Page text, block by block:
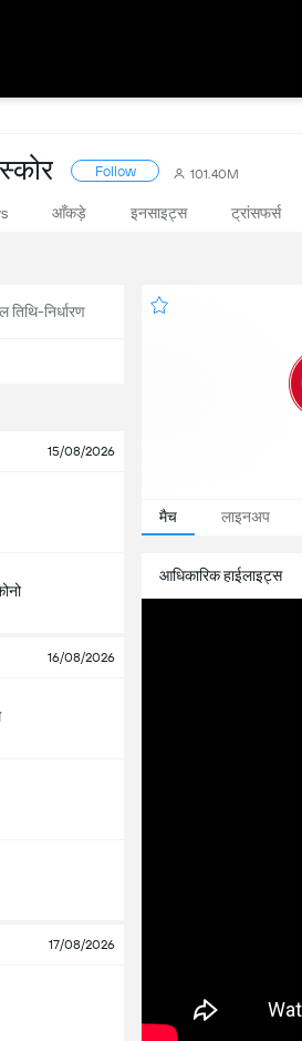
Follow 101.40M
आँकड़े इनसाइट्स ट्रांसफर्स
तिथि-निर्धारण
15/08/2026
16/08/2026
17/08/2026
मैच लाइनअप
आधिकारिक हाईलाइट्स